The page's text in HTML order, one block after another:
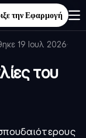
την Εφαρμογή
19 Ιουλ 2026·
του